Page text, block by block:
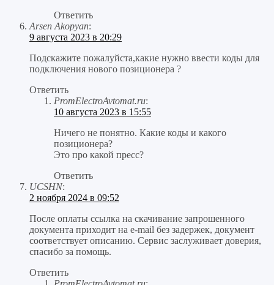
Ответить
Arsen Akopyan:
9 августа 2023 в 20:29
Подскажите пожалуйста,какие нужно ввести коды для
подключения нового позиционера ?
Ответить
PromElectroAvtomat.ru:
10 августа 2023 в 15:55
Ничего не понятно. Какие коды и какого
позиционера?
Это про какой пресс?
Ответить
UCSHN:
2 ноября 2024 в 09:52
После оплаты ссылка на скачивание запрошенного
документа приходит на e-mail без задержек, документ
соответствует описанию. Сервис заслуживает доверия,
спасибо за помощь.
Ответить